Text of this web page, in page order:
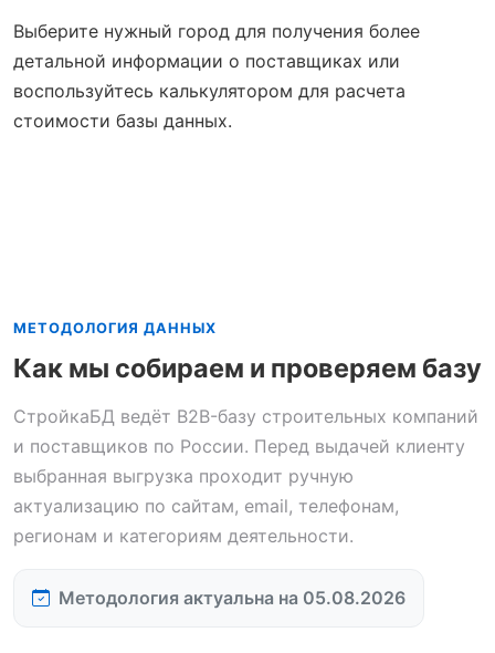
Выберите нужный город для получения более
детальной информации о поставщиках или
воспользуйтесь калькулятором для расчета
стоимости базы данных.
МЕТОДОЛОГИЯ ДАННЫХ
Как мы собираем и проверяем базу
СтройкаБД ведёт B2B-базу строительных компаний
и поставщиков по России. Перед выдачей клиенту
выбранная выгрузка проходит ручную
актуализацию по сайтам, email, телефонам,
регионам и категориям деятельности.
Методология актуальна на 05.08.2026